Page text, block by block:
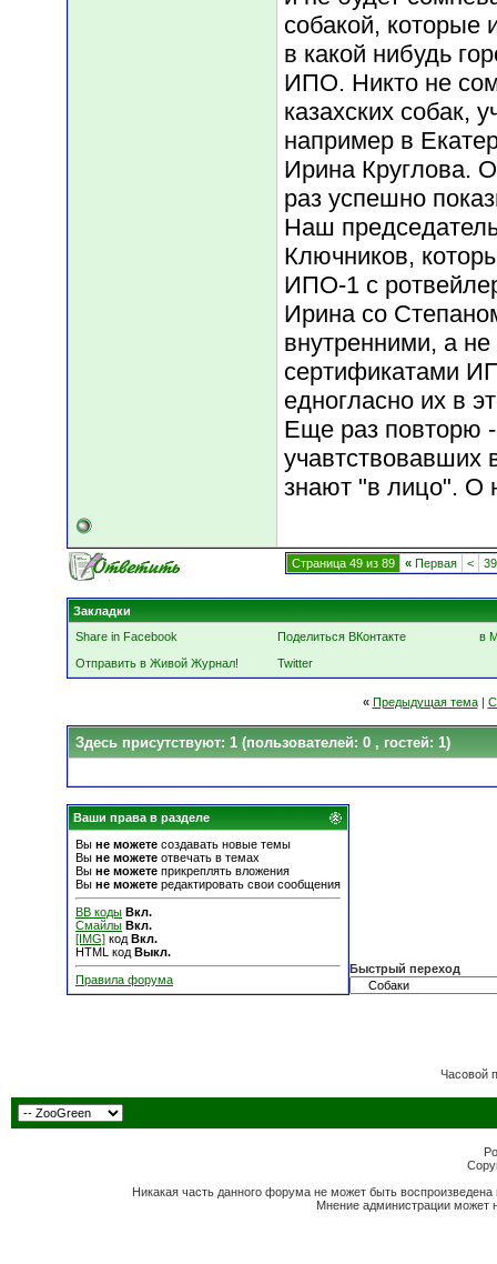
собакой, которые
в какой нибудь
ИПО. Никто не
казахских собак,
например в
Ирина Круглова.
раз успешно
Наш
Ключников,
ИПО-1 с
Ирина со
внутренними, а
сертификатами
едногласно их в
Еще раз повторю -
учавтствовавших
знают "в лицо". О
Страница 49 из 89 « Первая < 39
Закладки
Share in Facebook
Поделиться ВКонтакте
в
Отправить в Живой Журнал!
Twitter
« Предыдущая тема|
Здесь присутствуют: 1 (пользователей: 0 , гостей: 1)
Ваши права в разделе
Вы не можете создавать новые темы
Вы не можете отвечать в темах
Вы не можете прикреплять вложения
Вы не можете редактировать свои сообщения
BB коды Вкл.
Смайлы Вкл.
[IMG] код Вкл.
HTML код Выкл.
Правила форума
Быстрый переход
Часовой
Никакая часть данного форума не может быть
Мнение администрации может